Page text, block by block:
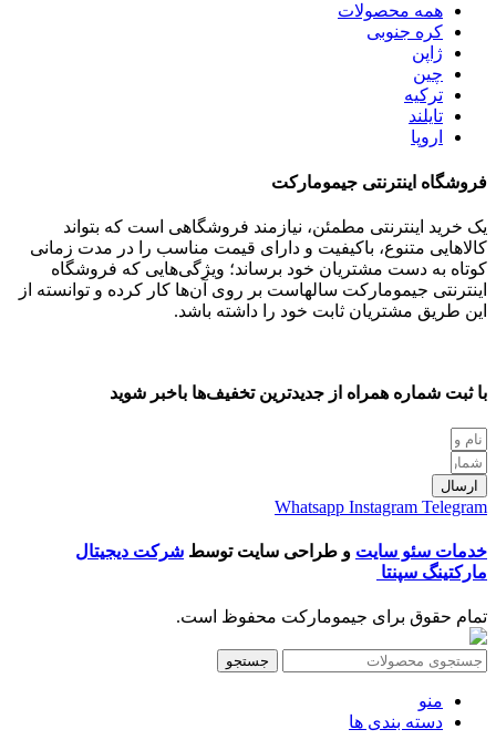
همه محصولات
کره جنوبی
ژاپن
چین
ترکیه
تایلند
اروپا
فروشگاه اینترنتی جیمومارکت
یک خرید اینترنتی مطمئن، نیازمند فروشگاهی است که بتواند
کالاهایی متنوع، باکیفیت و دارای قیمت مناسب را در مدت زمانی
کوتاه به دست مشتریان خود برساند؛ ویژگی‌هایی که فروشگاه
اینترنتی جیمومارکت سالهاست بر روی آن‌ها کار کرده و توانسته از
این طریق مشتریان ثابت خود را داشته باشد.
با ثبت شماره همراه از جدید‌ترین تخفیف‌ها با‌خبر شوید
ارسال
Whatsapp Instagram Telegram
خدمات سئو سایت و طراحی سایت توسط شرکت دیجیتال
مارکتینگ سپنتا
تمام حقوق برای جیمومارکت محفوظ است.
جستجو
منو
دسته بندی ها